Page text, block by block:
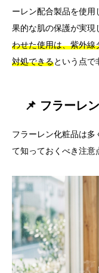
ーレン配合製品を使用
果的な肌の保護が実現
わせた使用は、紫外線
対処できるという点で
📌 フラーレ
フラーレン化粧品は多
て知っておくべき注意